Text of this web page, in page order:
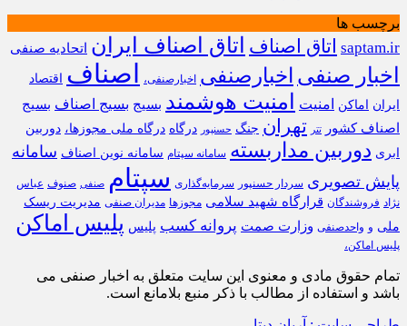
برچسب ها
saptam.ir اتاق اصناف اتاق اصناف ایران اتحادیه صنفی
اخبار صنفی اخبارصنفی اخبارصنفی، اصناف
اقتصاد
ایران
اماکن امنیت امنیت هوشمند بسیج بسیج اصناف بسیج
اصناف کشور
تتر تهران جنگ حسنپور درگاه درگاه ملی مجوزها، دوربین
ابری دوربین مداربسته سامانه سپتام سامانه نوین اصناف سامانه
پایش تصویری سردار حسنپور سرمایه‌گذاری سپتام صنفی صنوف عباس
نژاد فروشندگان قرارگاه شهید سلامی مجوزها مدیران صنفی مدیریت ریسک
ملی و واحدصنفی وزارت صمت پروانه کسب پلیس پلیس اماکن
پلیس اماکن،
تمام حقوق مادی و معنوی این سایت متعلق به اخبار صنفی می
باشد و استفاده از مطالب با ذکر منبع بلامانع است.